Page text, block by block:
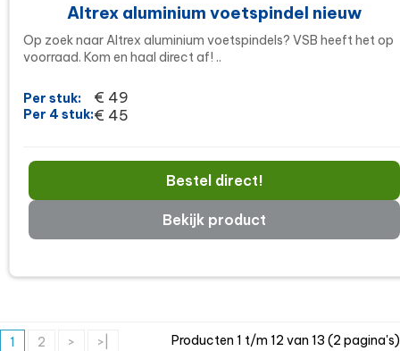
Altrex aluminium voetspindel nieuw
Op zoek naar Altrex aluminium voetspindels? VSB heeft het op
voorraad. Kom en haal direct af! ..
Per stuk:
Per 4 stuk:
€ 49
€ 45
Bestel direct!
Bekijk product
1 2 > >| Producten 1 t/m 12 van 13 (2 pagina's)